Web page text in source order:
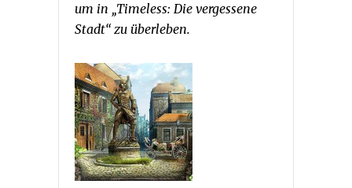
um in „Timeless: Die vergessene
Stadt“ zu überleben.